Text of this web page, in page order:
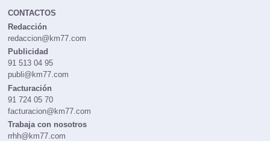
CONTACTOS
Redacción
redaccion@km77.com
Publicidad
91 513 04 95
publi@km77.com
Facturación
91 724 05 70
facturacion@km77.com
Trabaja con nosotros
rrhh@km77.com